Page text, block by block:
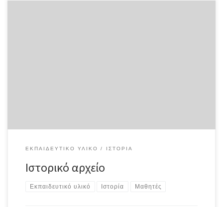
ΕΚΠΑΙΔΕΥΤΙΚΌ ΥΛΙΚΌ ΙΣΤΟΡΊΑ
Ιστορικό αρχείο
Εκπαιδευτικό υλικό Ιστορία Μαθητές